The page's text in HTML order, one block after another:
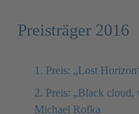
Preisträger 2016
1. Preis: „Lost
2. Preis: „Black
Michael Rofka